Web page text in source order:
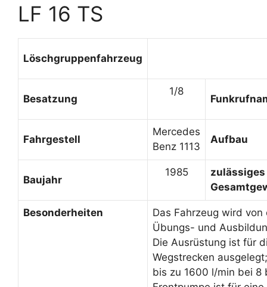
LF 16 TS
Löschgruppenfahrzeug
Besatzung
1/8
Fahrgestell
Mercedes
Benz 1113
Aufbau
Baujahr
1985
zulässiges
Besonderheiten
Das Fahrzeug wird
Übungs- und
Die Ausrüstung ist für
Wegstrecken
bis zu 1600 l/min bei 8